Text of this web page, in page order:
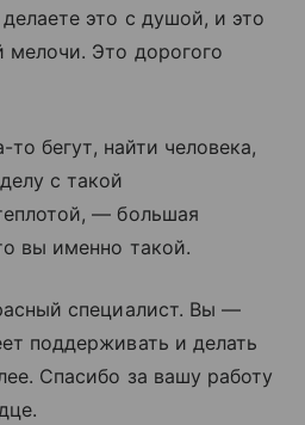
это с душой, и это
мелочи. Это дорогого
то бегут, найти человека,
с такой
— большая
вы именно такой.
специалист. Вы —
поддерживать и делать
Спасибо за вашу работу